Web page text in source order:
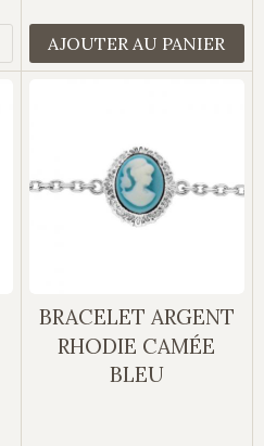
AJOUTER AU PANIER
BRACELET ARGENT
RHODIE CAMÉE
BLEU